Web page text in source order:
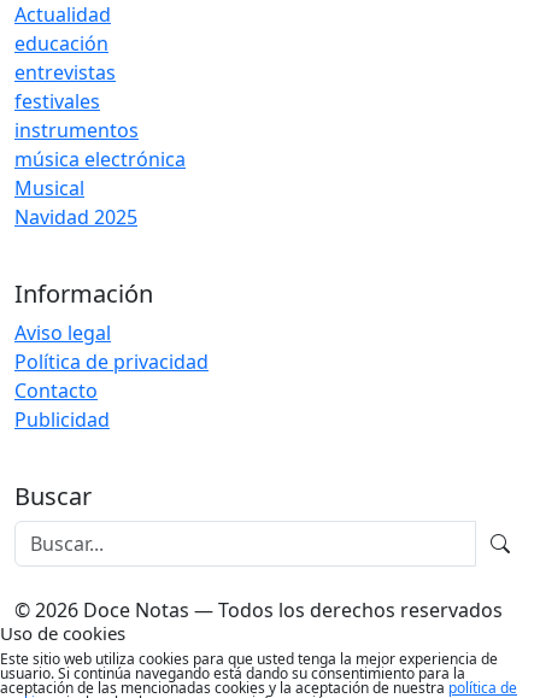
Actualidad
educación
entrevistas
festivales
instrumentos
música electrónica
Musical
Navidad 2025
Información
Aviso legal
Política de privacidad
Contacto
Publicidad
Buscar
© 2026 Doce Notas — Todos los derechos reservados
Uso de cookies
Este sitio web utiliza cookies para que usted tenga la mejor experiencia de
usuario. Si continúa navegando está dando su consentimiento para la
aceptación de las mencionadas cookies y la aceptación de nuestra política de